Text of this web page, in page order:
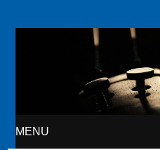
Akvarteto
MENU